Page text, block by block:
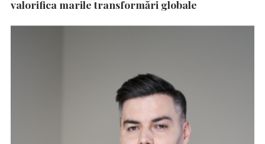
valorifica marile transformări globale